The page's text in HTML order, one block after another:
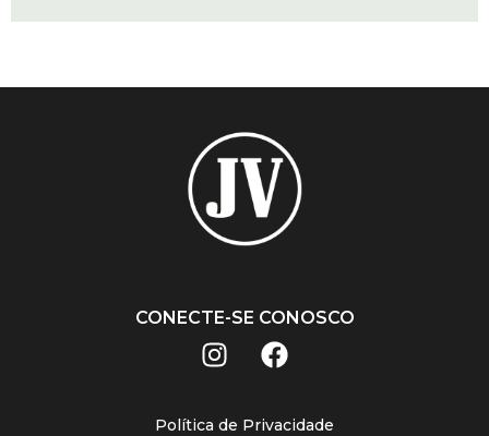
CONECTE-SE CONOSCO
Política de Privacidade